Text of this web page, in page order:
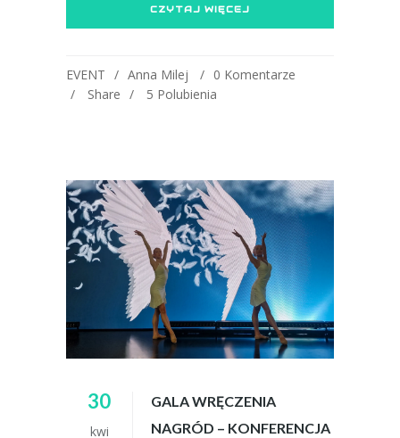
CZYTAJ WIĘCEJ
EVENT Anna Milej
0 Komentarze
Share
5 Polubienia
30
kwi
GALA WRĘCZENIA
NAGRÓD – KONFERENCJA